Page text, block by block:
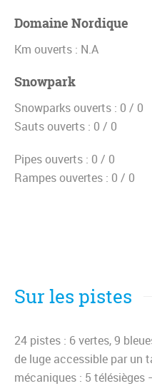
Domaine Nordique
Km ouverts : N.A
Snowpark
Snowparks ouverts : 0 / 0
Sauts ouverts : 0 / 0
Pipes ouverts : 0 / 0
Rampes ouvertes : 0 / 0
Sur les pistes
24 pistes : 6 vertes, 9
de luge accessible par un
mécaniques : 5